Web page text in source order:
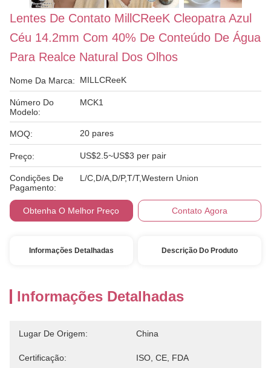
Lentes De Contato MillCReeK Cleopatra Azul
Céu 14.2mm Com 40% De Conteúdo De Água
Para Realce Natural Dos Olhos
Nome Da Marca: MILLCReeK
Número Do
Modelo:
MCK1
MOQ: 20 pares
Preço: US$2.5~US$3 per pair
Condições De
Pagamento:
L/C,D/A,D/P,T/T,Western Union
Obtenha O Melhor Preço Contato Agora
Informações Detalhadas Descrição Do Produto
Informações Detalhadas
Lugar De Origem: China
Certificação: ISO, CE, FDA